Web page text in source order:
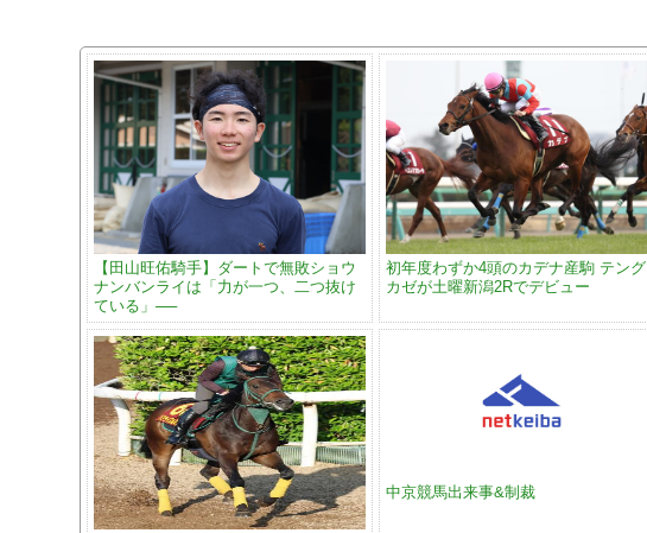
【田山旺佑騎手】ダートで無敗ショウ
ナンバンライは「力が一つ、二つ抜け
ている」──
初年度わずか4頭のカデナ産駒 テング
カゼが土曜新潟2Rでデビュー
中京競馬出来事&制裁